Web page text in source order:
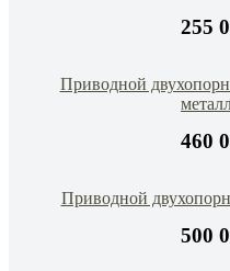
255
Приводной
460
Приводной
500